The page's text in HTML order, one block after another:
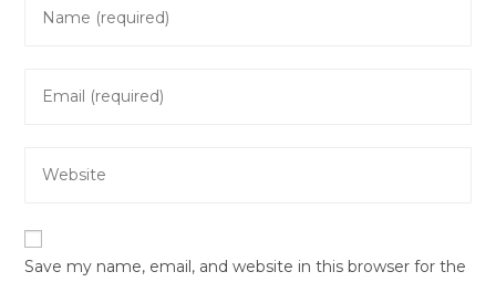
comment
address
URL
(optional)
Save my name, email, and website in this browser for the